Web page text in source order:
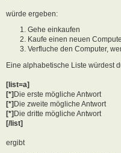
würde ergeben:
Gehe einkaufen
Kaufe einen neuen
Verfluche den Computer,
Eine alphabetische Liste würdest
[list=a]
[*]Die erste mögliche Antwort
[*]Die zweite mögliche Antwort
[*]Die dritte mögliche Antwort
[/list]
ergibt